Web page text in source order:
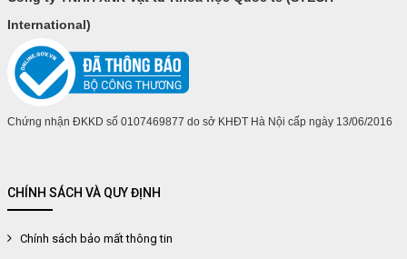
International)
Chứng nhận ĐKKD số 0107469877 do sở KHĐT Hà Nội cấp ngày 13/06/2016
CHÍNH SÁCH VÀ QUY ĐỊNH
Chính sách bảo mất thông tin